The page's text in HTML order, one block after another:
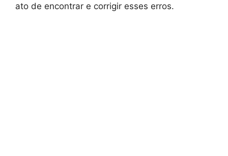
ato de encontrar e corrigir esses erros.